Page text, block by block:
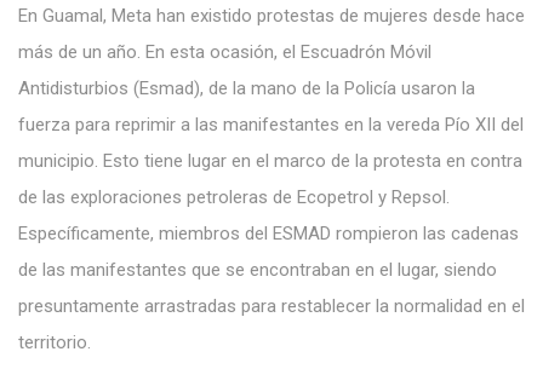
En Guamal, Meta han existido protestas de mujeres desde hace
más de un año. En esta ocasión, el Escuadrón Móvil
Antidisturbios (Esmad), de la mano de la Policía usaron la
fuerza para reprimir a las manifestantes en la vereda Pío XII del
municipio. Esto tiene lugar en el marco de la protesta en contra
de las exploraciones petroleras de Ecopetrol y Repsol.
Específicamente, miembros del ESMAD rompieron las cadenas
de las manifestantes que se encontraban en el lugar, siendo
presuntamente arrastradas para restablecer la normalidad en el
territorio.